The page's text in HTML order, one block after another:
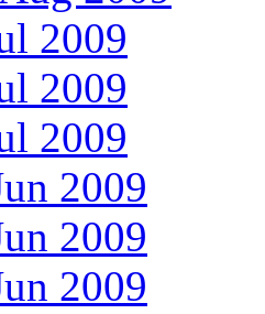
2009
2009
2009
2009
2009
2009